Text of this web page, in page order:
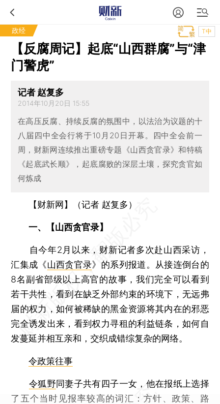
政经 T中
【反腐周记】起底“山西群腐”与“津
门警虎”
记者 赵复多
2014年10月20日 15:55
在高压反腐、持续反腐的氛围中，以法治为议题的十
八届四中全会行将于10月20日开幕。四中全会前一
周，财新网连续推出重磅专题《山西贪官录》和特稿
《起底武长顺》，起底腐败的深层土壤，探究贪官如
何炼成
【财新网】（记者 赵复多）
一、【山西贪官录】
自今年2月以来，财新记者多次赴山西采访，
汇集成《山西贪官录》的系列报道。从接连倒台的
8名副省部级以上高官的故事，我们完全可以看到
若干共性，看到在缺乏外部约束的环境下，无远弗
届的权力，如何被稀缺的黑金资源将其内在的邪恶
完全诱发出来，看到权力寻租的利益链条，如何自
发蔓延并相互亲和，交织成错综复杂的网络。
令政策往事
令狐野同妻子共有四子一女，他在报纸上选择
了五个当时见报率较高的词汇：方针、政策、路